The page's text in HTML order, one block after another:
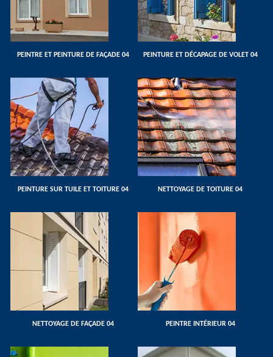
PEINTRE ET PEINTURE DE FAÇADE 04 PEINTURE ET DÉCAPAGE DE VOLET 04
PEINTURE SUR TUILE ET TOITURE 04 NETTOYAGE DE TOITURE 04
NETTOYAGE DE FAÇADE 04 PEINTRE INTÉRIEUR 04